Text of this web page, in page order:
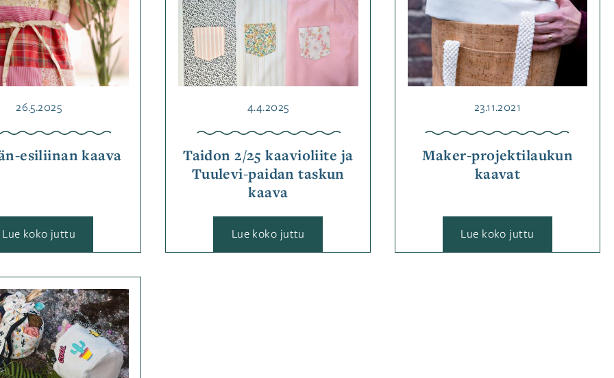
esiliinan kaava
Julkaistu
26.5.2025
Lue koko juttu
esiliinan
lisämateriaalit,
Ohjeet,
Ompelu
Avainsanat
ohje,
ompelu
Taidon 2/25 kaavioliite ja
Tuulevi-paidan taskun
kaava
Julkaistu
4.4.2025
Lue koko juttu
2/25
lisämateriaalit
Ohjeet,
Ompelu
Maker-projektilaukun
kaavat
Julkaistu
23.11.2021
Lue koko juttu
projektilaukun
lisämateriaalit,
Ohjeet,
OmpeluAvainsanat
ompelu
Kategoriassa
Ohjeet,
Ompelu Avainsanat
ohje